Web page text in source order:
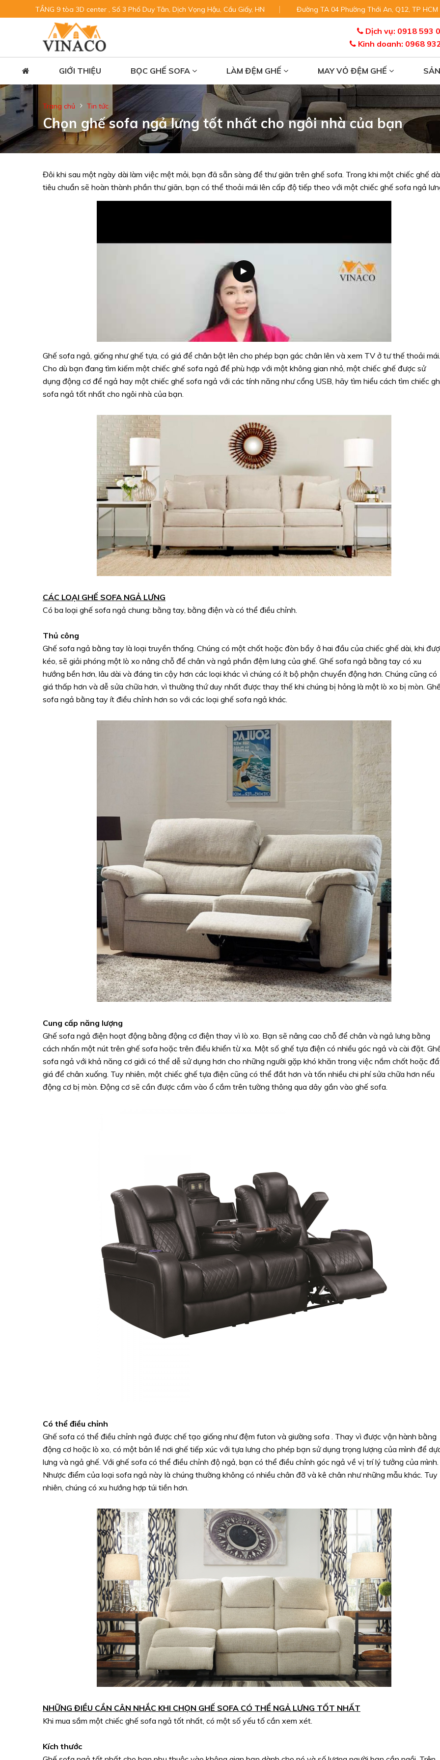
TẦNG 9 tòa 3D center , Số 3 Phố Duy Tân, Dịch Vọng Hậu, Cầu Giấy, HN Đường TA 04 Phường Thới An, Q12, TP HCM
Dịch vụ: 0918 593
Kinh doanh: 0968
GIỚI THIỆU BỌC GHẾ SOFA LÀM ĐỆM GHẾ MAY VỎ ĐỆM GHẾ
Trang chủ Tin tức
Chọn ghế sofa ngả lưng tốt nhất cho ngôi nhà của bạn
Đôi khi sau một ngày dài làm việc mệt mỏi, bạn đã sẵn sàng để thư giãn trên ghế sofa. Trong khi một chiếc ghế
tiêu chuẩn sẽ hoàn thành phần thư giãn, bạn có thể thoải mái lên cấp độ tiếp theo với một chiếc ghế sofa ngả
Ghế sofa ngả, giống như ghế tựa, có giá để chân bật lên cho phép bạn gác chân lên và xem TV ở tư thế thoải mái.
Cho dù bạn đang tìm kiếm một chiếc ghế sofa ngả để phù hợp với một không gian nhỏ, một chiếc ghế được sử
dụng động cơ để ngả hay một chiếc ghế sofa ngả với các tính năng như cổng USB, hãy tìm hiểu cách tìm chiếc
sofa ngả tốt nhất cho ngôi nhà của bạn.
CÁC LOẠI GHẾ SOFA NGẢ LƯNG
Có ba loại ghế sofa ngả chung: bằng tay, bằng điện và có thể điều chỉnh.
Thủ công
Ghế sofa ngả bằng tay là loại truyền thống. Chúng có một chốt hoặc đòn bẩy ở hai đầu của chiếc ghế dài, khi
kéo, sẽ giải phóng một lò xo nâng chỗ để chân và ngả phần đệm lưng của ghế. Ghế sofa ngả bằng tay có xu
hướng bền hơn, lâu dài và đáng tin cậy hơn các loại khác vì chúng có ít bộ phận chuyển động hơn. Chúng cũng có
giá thấp hơn và dễ sửa chữa hơn, vì thường thứ duy nhất được thay thế khi chúng bị hỏng là một lò xo bị mòn.
sofa ngả bằng tay ít điều chỉnh hơn so với các loại ghế sofa ngả khác.
Cung cấp năng lượng
Ghế sofa ngả điện hoạt động bằng động cơ điện thay vì lò xo. Bạn sẽ nâng cao chỗ để chân và ngả lưng bằng
cách nhấn một nút trên ghế sofa hoặc trên điều khiển từ xa. Một số ghế tựa điện có nhiều góc ngả và cài đặt.
sofa ngả với khả năng cơ giới có thể dễ sử dụng hơn cho những người gặp khó khăn trong việc nắm chốt hoặc
giá để chân xuống. Tuy nhiên, một chiếc ghế tựa điện cũng có thể đắt hơn và tốn nhiều chi phí sửa chữa hơn nếu
động cơ bị mòn. Động cơ sẽ cần được cắm vào ổ cắm trên tường thông qua dây gắn vào ghế sofa.
Có thể điều chỉnh
Ghế sofa có thể điều chỉnh ngả được chế tạo giống như đệm futon và giường sofa . Thay vì được vận hành bằng
động cơ hoặc lò xo, có một bản lề nơi ghế tiếp xúc với tựa lưng cho phép bạn sử dụng trọng lượng của mình để
lưng và ngả ghế. Với ghế sofa có thể điều chỉnh độ ngả, bạn có thể điều chỉnh góc ngả về vị trí lý tưởng của mình.
Nhược điểm của loại sofa ngả này là chúng thường không có nhiều chân đỡ và kê chân như những mẫu khác. Tuy
nhiên, chúng có xu hướng hợp túi tiền hơn.
NHỮNG ĐIỀU CẦN CÂN NHẮC KHI CHỌN GHẾ SOFA CÓ THỂ NGẢ LƯNG TỐT NHẤT
Khi mua sắm một chiếc ghế sofa ngả tốt nhất, có một số yếu tố cần xem xét.
Kích thước